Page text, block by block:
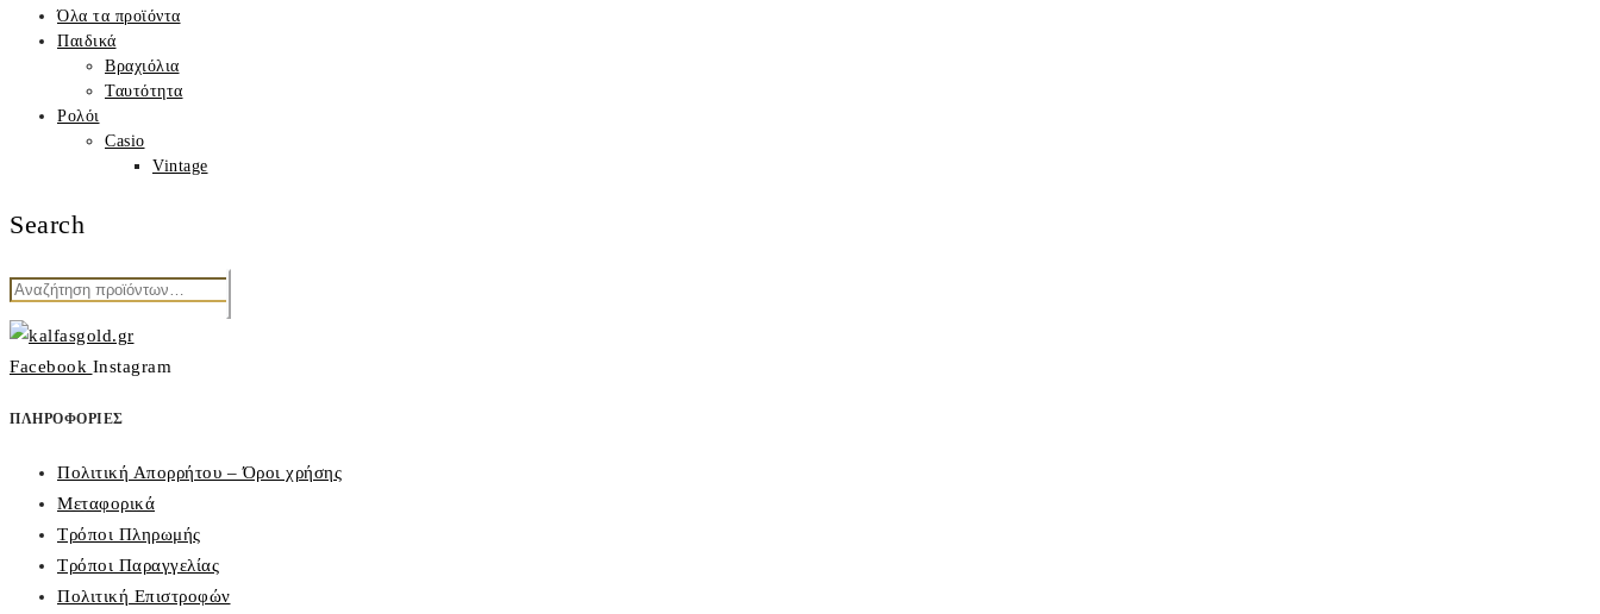
Όλα τα προϊόντα
Παιδικά
Βραχιόλια
Ταυτότητα
Ρολόι
Casio
Vintage
Search
Αναζήτηση
για:
Facebook Instagram
ΠΛΗΡΟΦΟΡΙΕΣ
Πολιτική Απορρήτου – Όροι χρήσης
Μεταφορικά
Τρόποι Πληρωμής
Τρόποι Παραγγελίας
Πολιτική Επιστροφών